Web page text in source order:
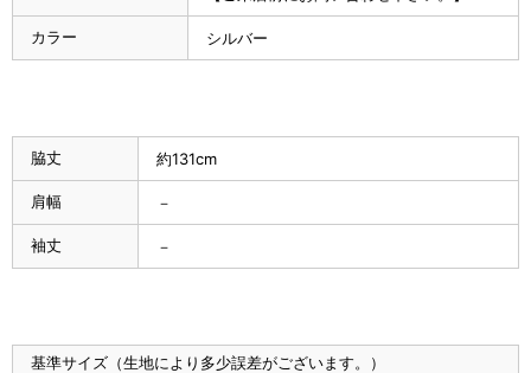
カラー シルバー
脇丈 約131cm
肩幅 －
袖丈 －
基準サイズ（生地により多少誤差がございます。）